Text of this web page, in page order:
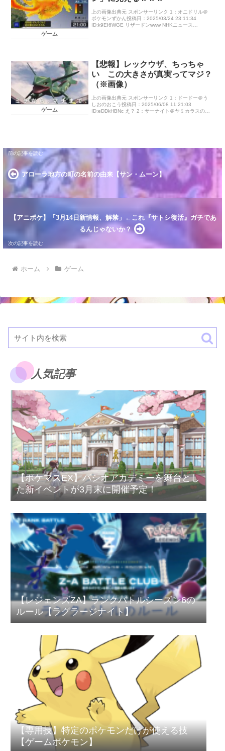
ゲーム
上の画像出典元 スポンサーリンク 1：オニドリル＠
ポケモンずかん投稿日：2025/03/24 23:11:34
ID:k9EI6WGE リザードンwww NHKニュース
ゲーム
【悲報】レックウザ、ちっちゃ
い この大きさが真実ってマジ？
（※画像）
上の画像出典元 スポンサーリンク 1：ドードー＠う
しおのおこう投稿日：2025/06/08 11:21:03
ID:eDDkHBNc え？ 2：サーナイト＠ヤミカラスのお
アローラ地方の町の名前の由来【サン・ムーン】
【アニポケ】「3月14日新情報、解禁」←これ『サトシ復活』ガチであ
るんじゃないか？
ホーム ゲーム
人気記事
【ポケマスEX】パシオアカデミーを舞台とし
た新イベントが3月末に開催予定！
【レジェンズZA】ランクバトルシーズン6の
ルール【ラグラージナイト】
【専用技】特定のポケモンだけが使える技
【ゲームポケモン】